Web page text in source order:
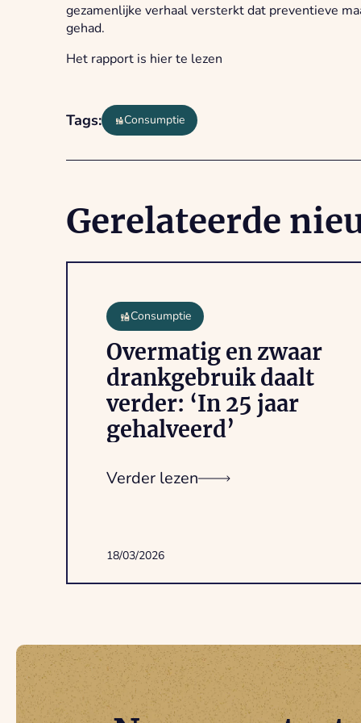
gezamenlijke verhaal versterkt dat preventieve
gehad.
Het rapport is hier te lezen
Tags: Consumptie
Gerelateerde
Consumptie
Overmatig en zwaar
drankgebruik daalt
verder: ‘In 25 jaar
gehalveerd’
Verder lezen
18/03/2026